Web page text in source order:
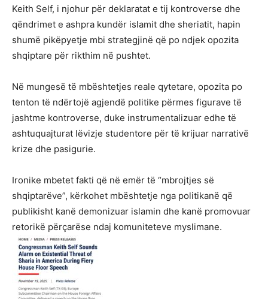
Keith Self, i njohur për deklaratat e tij kontroverse dhe
qëndrimet e ashpra kundër islamit dhe sheriatit, hapin
shumë pikëpyetje mbi strategjinë që po ndjek opozita
shqiptare për rikthim në pushtet.
Në mungesë të mbështetjes reale qytetare, opozita po
tenton të ndërtojë agjendë politike përmes figurave të
jashtme kontroverse, duke instrumentalizuar edhe të
ashtuquajturat lëvizje studentore për të krijuar narrativë
krize dhe pasigurie.
Ironike mbetet fakti që në emër të “mbrojtjes së
shqiptarëve”, kërkohet mbështetje nga politikanë që
publikisht kanë demonizuar islamin dhe kanë promovuar
retorikë përçarëse ndaj komuniteteve myslimane.